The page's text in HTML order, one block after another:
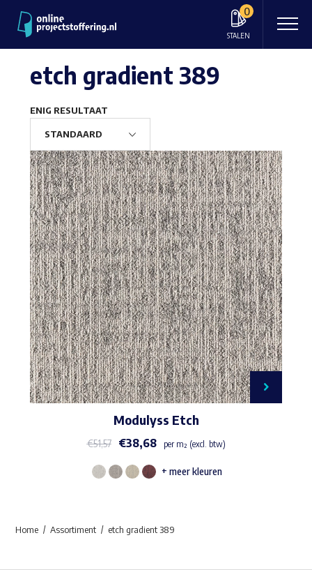
0
STALEN
etch gradient 389
ENIG RESULTAAT
Modulyss Etch
€51,57 €38,68 per m² (excl. btw)
Dit
+ meer kleuren
Home Assortiment etch gradient 389